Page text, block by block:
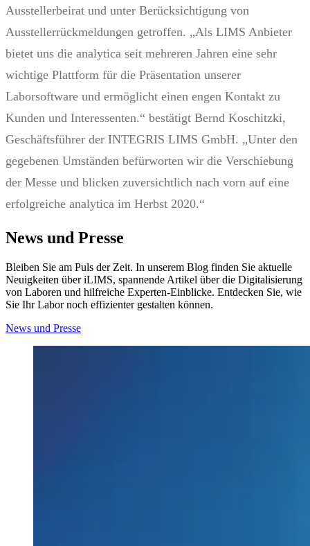
Ausstellerbeirat und unter Berücksichtigung von
Ausstellerrückmeldungen getroffen. „Als LIMS Anbieter
bietet uns die analytica seit mehreren Jahren eine sehr
wichtige Plattform für die Präsentation unserer
Laborsoftware und ermöglicht einen engen Kontakt zu
Kunden und Interessenten.“ bestätigt Bernd Koschitzki,
Geschäftsführer der INTEGRIS LIMS GmbH. „Unter den
gegebenen Umständen befürworten wir die Verschiebung
der Messe und blicken zuversichtlich nach vorn auf eine
erfolgreiche analytica im Herbst 2020.“
News und Presse
Bleiben Sie am Puls der Zeit. In unserem Blog finden Sie aktuelle
Neuigkeiten über iLIMS, spannende Artikel über die Digitalisierung
von Laboren und hilfreiche Experten-Einblicke. Entdecken Sie, wie
Sie Ihr Labor noch effizienter gestalten können.
News und Presse